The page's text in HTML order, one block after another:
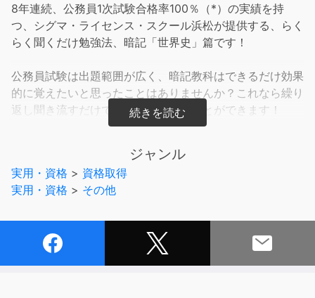
8年連続、公務員1次試験合格率100％（*）の実績を持
つ、シグマ・ライセンス・スクール浜松が提供する、らく
らく聞くだけ勉強法、暗記「世界史」篇です！
公務員試験は出題範囲が広く、暗記教科はできるだけ効果
的に覚えたいと思ったことはありませんか？これなら繰り
返し聞き流すだけで、自然と覚えることができます！
1.耳からの記憶力が高い！
2.繰り返し勉強できる！
3.通学、通勤中に勉強ができる！
ジャンル
実用・資格 > 資格取得
実用・資格 > その他